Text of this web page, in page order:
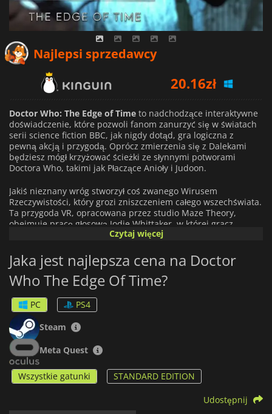
Najlepsi sprzedawcy
20.22zł
20.73zł
Doctor Who: The Edge of Time to nadchodzące interaktywne
doświadczenie, które pozwoli fanom zanurzyć się w światach
serii science fiction BBC, jak nigdy dotąd, gra logiczna z
pewną akcją i przygodą. Oprócz zmierzenia się z Dalekami
będziesz mógł krzyżować ścieżki ze słynnymi potworami
Doctora Who, takimi jak Płaczące Anioły i Judoon.
Jakiś nieznany wróg stworzył coś zwanego Wirusem
Rzeczywistości, który grozi zniszczeniem całego wszechświata.
Ta przygoda VR, opracowana przez studio Maze Theory,
obejmuje pracę głosową Jodie Whittaker, w której gracz
obsadzany jest jako towarzysz Doktora. W grze używa się
lewy joystick kontroluje twoje ruchy, a prawy kontroluje
umiejscowienie kamery i śrubokręt soniczny umiejscowiony
przy Twoim biodrze.
Czytaj więcej
Jaka jest najlepsza cena na Doctor
Who The Edge Of Time?
PC
PS4
Steam
Meta Quest
Wszystkie gatunki STANDARD EDITION
Udostępnij